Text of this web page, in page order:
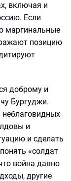
включая и
Если
маргинальные
позицию
доброму и
Бургуджи.
неблаговидных
и
и сделать
«солдат
война давно
другие